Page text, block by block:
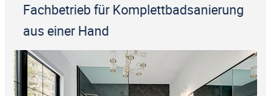
Fachbetrieb für Komplettbadsanierung
aus einer Hand